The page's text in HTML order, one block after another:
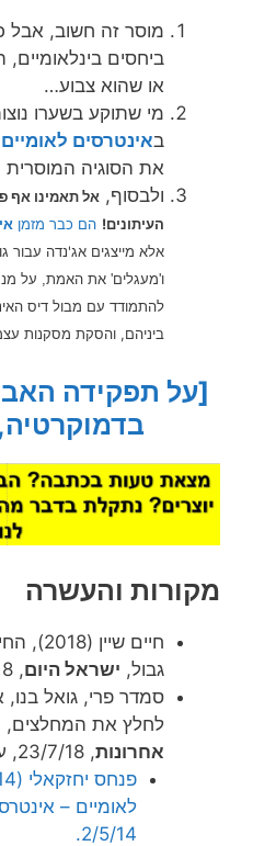
מוסר זה חשוב, אבל
ביחסים
או שהוא צבוע…
מי שתוקע בשערו
באינטרסים לאומיים
את הסוגיה המוסרית
ולבסוף, אל תאמינו אף
העיתונים! הם כבר מזמן
אלא מייצגים אג'נדה עבור
ו'מעגלים' את האמת, על
להתמודד עם מבול דיס
ביניהם, והסקת מסקנות
[על תפקידה
מקורות והעשרה
חיים
גבול, ישראל היום, 23/7/18, ע' 1.
לחלץ את המחלצים,
אחרונות, 23/7/18, ע' 10.
לאומיים –
2/5/14.